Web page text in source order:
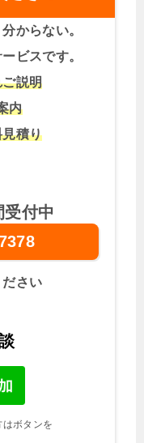
からない。
ビスです。
説明
内
積り
付中
さい
ボタンを